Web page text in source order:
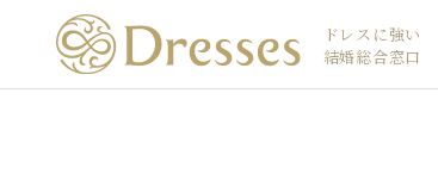
ドレスに強い
結婚総合窓口